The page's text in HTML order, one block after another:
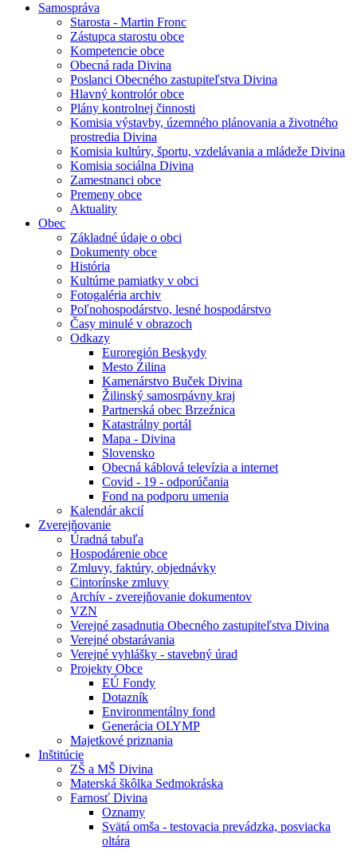
Samospráva
Starosta - Martin Fronc
Zástupca starostu obce
Kompetencie obce
Obecná rada Divina
Poslanci Obecného zastupiteľstva Divina
Hlavný kontrolór obce
Plány kontrolnej činnosti
Komisia výstavby, územného plánovania a životného
prostredia Divina
Komisia kultúry, športu, vzdelávania a mládeže Divina
Komisia sociálna Divina
Zamestnanci obce
Premeny obce
Aktuality
Obec
Základné údaje o obci
Dokumenty obce
História
Kultúrne pamiatky v obci
Fotogaléria archiv
Poľnohospodárstvo, lesné hospodárstvo
Časy minulé v obrazoch
Odkazy
Euroregión Beskydy
Mesto Źilina
Kamenárstvo Buček Divina
Žilinský samosrpávny kraj
Partnerská obec Brzeźnica
Katastrálny portál
Mapa - Divina
Slovensko
Obecná káblová televízia a internet
Covid - 19 - odporúčania
Fond na podporu umenia
Kalendár akcií
Zverejňovanie
Úradná tabuľa
Hospodárenie obce
Zmluvy, faktúry, objednávky
Cintorínske zmluvy
Archív - zverejňovanie dokumentov
VZN
Verejné zasadnutia Obecného zastupiteľstva Divina
Verejné obstarávania
Verejné vyhlášky - stavebný úrad
Projekty Obce
EÚ Fondy
Dotazník
Environmentálny fond
Generácia OLYMP
Majetkové priznania
Inštitúcie
ZŠ a MŠ Divina
Materská škôlka Sedmokráska
Farnosť Divina
Oznamy
Svätá omša - testovacia prevádzka, posviacka
oltára